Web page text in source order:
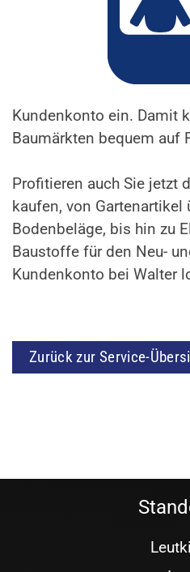
Kundenkonto ein. Damit
Baumärkten bequem auf
Profitieren auch Sie jetzt
kaufen, von Gartenartikel
Bodenbeläge, bis hin zu
Baustoffe für den Neu-
Kundenkonto bei Walter
Zurück zur Service-